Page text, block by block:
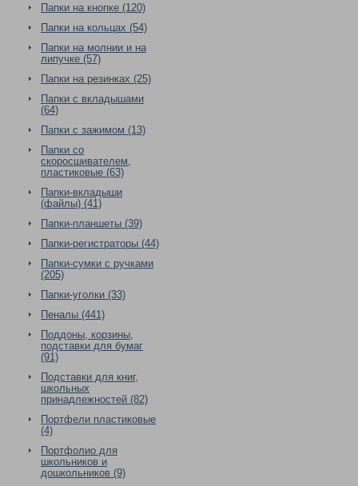
Папки на кнопке (120)
Папки на кольцах (54)
Папки на молнии и на
липучке (57)
Папки на резинках (25)
Папки с вкладышами
(64)
Папки с зажимом (13)
Папки со
скоросшивателем,
пластиковые (63)
Папки-вкладыши
(файлы) (41)
Папки-планшеты (39)
Папки-регистраторы (44)
Папки-сумки с ручками
(205)
Папки-уголки (33)
Пеналы (441)
Поддоны, корзины,
подставки для бумаг
(91)
Подставки для книг,
школьных
принадлежностей (82)
Портфели пластиковые
(4)
Портфолио для
школьников и
дошкольников (9)